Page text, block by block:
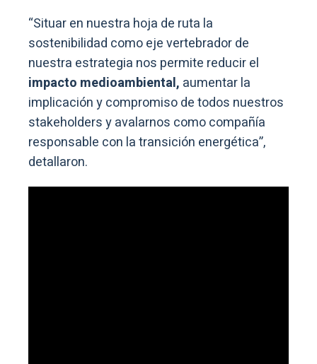
“Situar en nuestra hoja de ruta la
sostenibilidad como eje vertebrador de
nuestra estrategia nos permite reducir el
impacto medioambiental, aumentar la
implicación y compromiso de todos nuestros
stakeholders y avalarnos como compañía
responsable con la transición energética”,
detallaron.